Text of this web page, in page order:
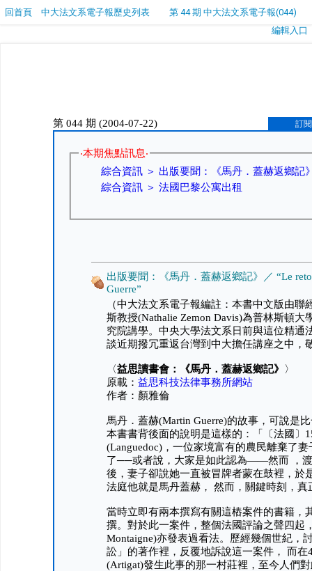
回首頁 中大法文系電子報歷史列表
第 44 期 中大法文系電子報(044)
編輯入口